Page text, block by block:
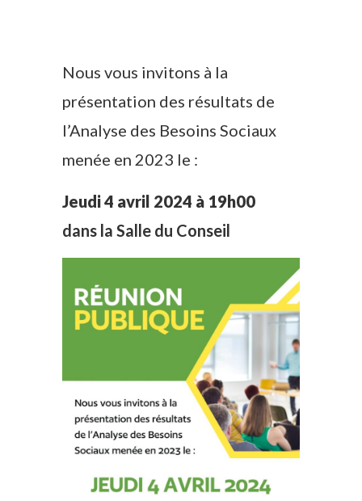
Nous vous invitons à la
présentation des résultats de
l’Analyse des Besoins Sociaux
menée en 2023 le :
Jeudi 4 avril 2024 à 19h00
dans la Salle du Conseil